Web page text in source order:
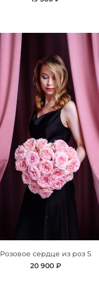
Розовое сердце из роз S
20 900 ₽